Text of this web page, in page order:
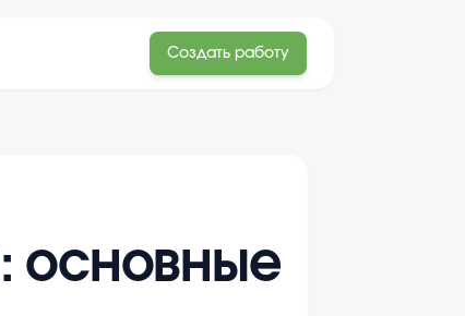
Создать работу
основные